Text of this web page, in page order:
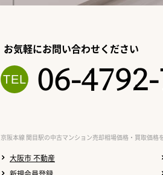
お気軽にお問い合わせください
06-
京阪本線 関目駅の中古マンション売却相場価格・買取価格
大阪市 不動産